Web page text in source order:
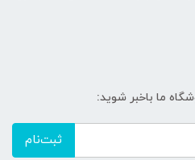
ما باخبر شوید:
ثبت‌نام